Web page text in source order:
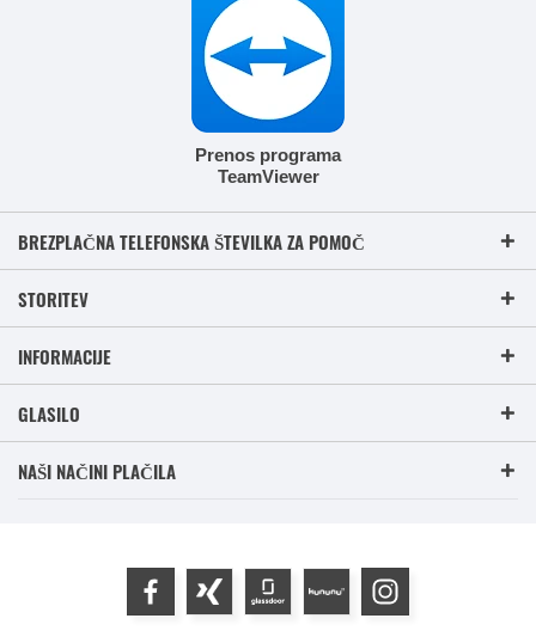
Prenos programa
TeamViewer
BREZPLAČNA TELEFONSKA ŠTEVILKA ZA POMOČ
STORITEV
INFORMACIJE
GLASILO
NAŠI NAČINI PLAČILA